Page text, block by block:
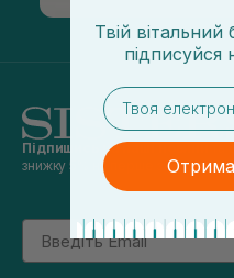
Підпишись на наші новини
знижку 5% на перше замовлення
Email
Твій
підписуйся
email